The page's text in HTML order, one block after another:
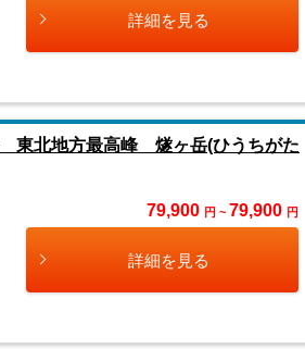
詳細を見る
東北地方最高峰 燧ヶ岳(ひうちがた
79,900 円 ~ 79,900 円
詳細を見る